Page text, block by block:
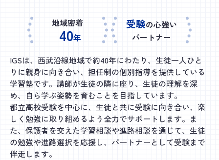
地域密着
40年
受験の心強い
パートナー
IGSは、西武沿線地域で約40年にわたり、生徒一人ひと
りに親身に向き合い、担任制の個別指導を提供している
学習塾です。講師が生徒の隣に座り、生徒の理解を深
め、自ら学ぶ姿勢を育むことを目指しています。
都立高校受験を中心に、生徒と共に受験に向き合い、楽
しく勉強に取り組めるよう全力でサポートします。ま
た、保護者を交えた学習相談や進路相談を通じて、生徒
の勉強や進路選択を応援し、パートナーとして受験まで
伴走します。